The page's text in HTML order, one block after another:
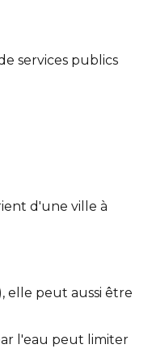
services publics
d'une ville à
elle peut aussi être
l'eau peut limiter